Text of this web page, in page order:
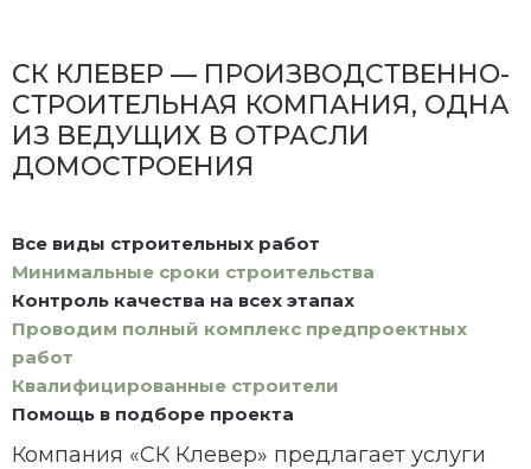
СК КЛЕВЕР — ПРОИЗВОДСТВЕННО-
СТРОИТЕЛЬНАЯ КОМПАНИЯ, ОДНА
ИЗ ВЕДУЩИХ В ОТРАСЛИ
ДОМОСТРОЕНИЯ
Все виды строительных работ
Минимальные сроки строительства
Контроль качества на всех этапах
Проводим полный комплекс предпроектных
работ
Квалифицированные строители
Помощь в подборе проекта
Компания «СК Клевер» предлагает услуги